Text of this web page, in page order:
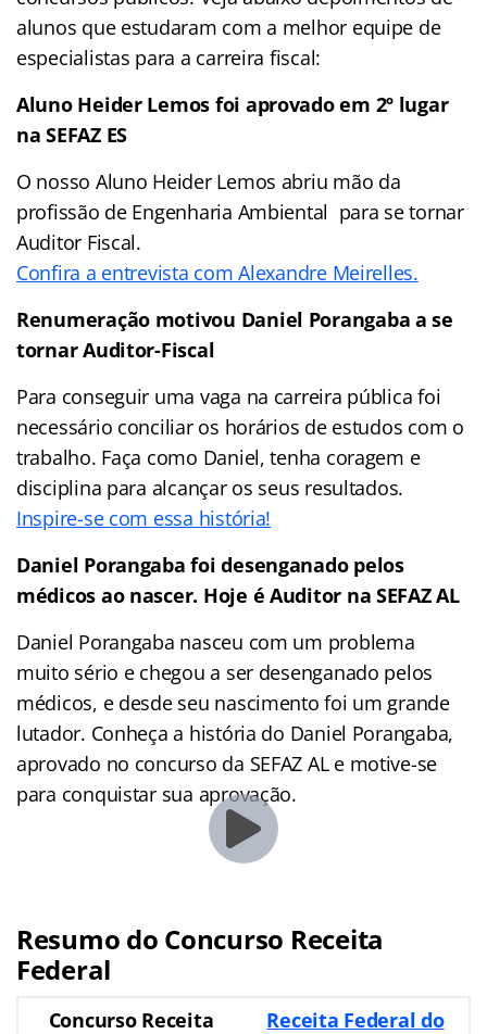
alunos que estudaram com a melhor equipe de
especialistas para a carreira fiscal:
Aluno Heider Lemos foi aprovado em 2º lugar
na SEFAZ ES
O nosso Aluno Heider Lemos abriu mão da
profissão de Engenharia Ambiental para se tornar
Auditor Fiscal.
Confira a entrevista com Alexandre Meirelles.
Renumeração motivou Daniel Porangaba a se
tornar Auditor-Fiscal
Para conseguir uma vaga na carreira pública foi
necessário conciliar os horários de estudos com o
trabalho. Faça como Daniel, tenha coragem e
disciplina para alcançar os seus resultados.
Inspire-se com essa história!
Daniel Porangaba foi desenganado pelos
médicos ao nascer. Hoje é Auditor na SEFAZ AL
Daniel Porangaba nasceu com um problema
muito sério e chegou a ser desenganado pelos
médicos, e desde seu nascimento foi um grande
lutador. Conheça a história do Daniel Porangaba,
aprovado no concurso da SEFAZ AL e motive-se
para conquistar sua aprovação.
Resumo do Concurso Receita
Federal
Concurso Receita
Receita Federal do